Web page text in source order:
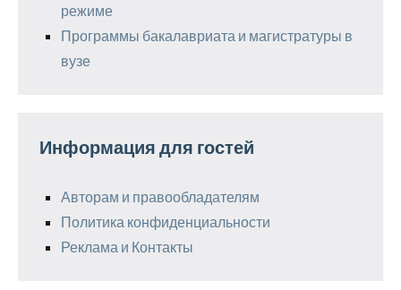
режиме
Программы бакалавриата и магистратуры в
вузе
Информация для гостей
Авторам и правообладателям
Политика конфиденциальности
Реклама и Контакты